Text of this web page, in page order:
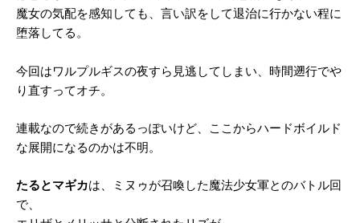
魔女の気配を感知しても、言い訳をして退治に行かない程に
堕落してる。
今回はワルプルギスの夜すら見逃してしまい、時間遡行でや
り直すってオチ。
連載なので続きがあるっぽいけど、ここからハードボイルド
な展開になるのかは不明。
たるとマギカは、ミヌゥが召喚した魔法少女軍とのバトル回
で、